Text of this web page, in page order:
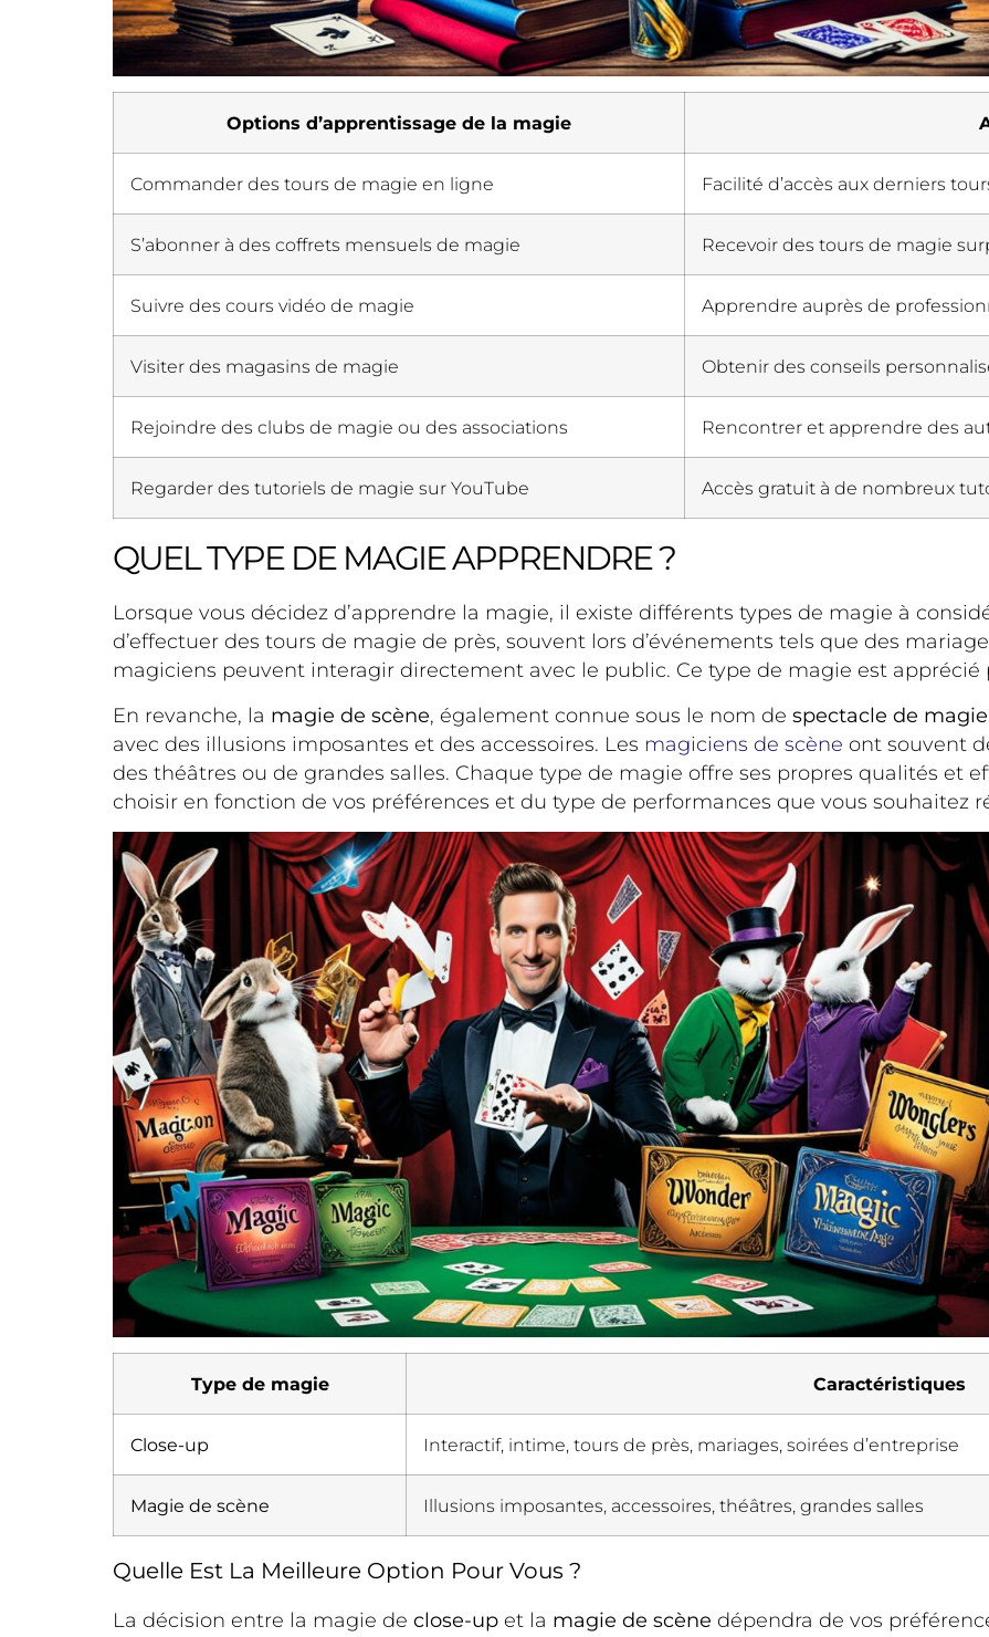
Options d’apprentissage de la magie
Commander des tours de magie en ligne Facilité d’accès aux derniers
S’abonner à des coffrets mensuels de magie Recevoir des tours de magie
Suivre des cours vidéo de magie Apprendre auprès de
Visiter des magasins de magie Obtenir des conseils
Rejoindre des clubs de magie ou des associations Rencontrer et apprendre des
Regarder des tutoriels de magie sur YouTube Accès gratuit à de nombreux
QUEL TYPE DE MAGIE APPRENDRE ?
Lorsque vous décidez d’apprendre la magie, il existe différents types de magie à
d’effectuer des tours de magie de près, souvent lors d’événements tels que des
magiciens peuvent interagir directement avec le public. Ce type de magie est
En revanche, la magie de scène, également connue sous le nom de spectacle de magie
avec des illusions imposantes et des accessoires. Les magiciens de scène ont souvent
des théâtres ou de grandes salles. Chaque type de magie offre ses propres qualités et
choisir en fonction de vos préférences et du type de performances que vous souhaitez
Type de magie Caractéristiques
Close-up Interactif, intime, tours de près, mariages, soirées d’entreprise
Magie de scène Illusions imposantes, accessoires, théâtres, grandes salles
Quelle Est La Meilleure Option Pour Vous ?
La décision entre la magie de close-up et la magie de scène dépendra de vos